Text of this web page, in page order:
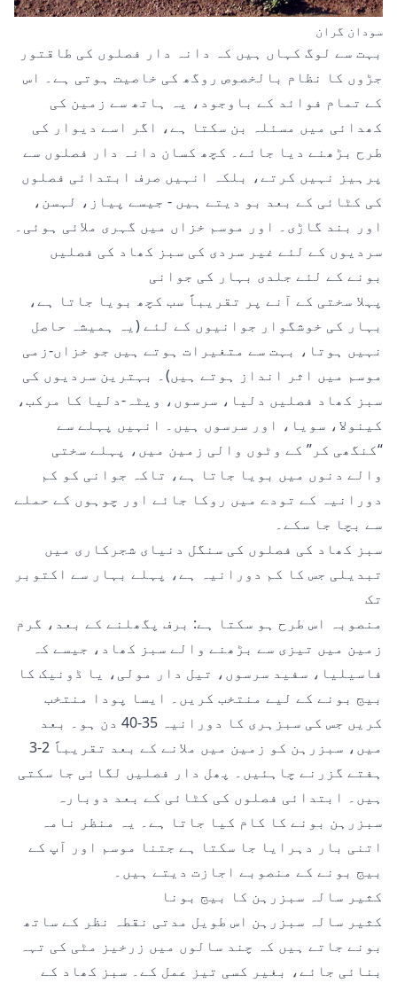
سودان گران
بہت سے لوگ کہاں ہیں کہ دانہ دار فصلوں کی طاقتور
جڑوں کا نظام بالخصوص روگھ کی خاصیت ہوتی ہے۔ اس
کے تمام فوائد کے باوجود، یہ ہاتھ سے زمین کی
کھدائی میں مسئلہ بن سکتا ہے، اگر اسے دیوار کی
طرح بڑھنے دیا جائے۔ کچھ کسان دانہ دار فصلوں سے
پرہیز نہیں کرتے، بلکہ انہیں صرف ابتدائی فصلوں
کی کٹائی کے بعد بو دیتے ہیں - جیسے پیاز، لہسن،
اور بند گاڑی۔ اور موسم خزاں میں گہری ملائی ہوئی۔
سردیوں کے لئے غیر سردی کی سبز کھاد کی فصلیں
بونے کے لئے جلدی بہار کی جوانی
پہلا سختی کے آنے پر تقریباً سب کچھ بویا جاتا ہے،
بہار کی خوشگوار جوانیوں کے لئے (یہ ہمیشہ حاصل
نہیں ہوتا، بہت سے متغیرات ہوتے ہیں جو خزاں-زمی
موسم میں اثر انداز ہوتے ہیں)۔ بہترین سردیوں کی
سبز کھاد فصلیں دلیا، سرسوں، ویٹہ-دلیا کا مرکب،
کینولا، سویا، اور سرسوں ہیں۔ انہیں پہلے سے
“کنگھی کر” کے وٹوں والی زمین میں، پہلے سختی
والے دنوں میں بویا جاتا ہے، تاکہ جوانی کو کم
دورانیہ کے تودے میں روکا جائے اور چوہوں کے حملے
سے بچا جا سکے۔
سبز کھاد کی فصلوں کی سنگل دنیای شجرکاری میں
تبدیلی جس کا کم دورانیہ ہے، پہلے بہار سے اکتوبر
تک
منصوبہ اس طرح ہو سکتا ہے: برف پگھلنے کے بعد، گرم
زمین میں تیزی سے بڑھنے والے سبز کھاد، جیسے کہ
فاسیلیا، سفید سرسوں، تیل دار مولی، یا ڈونیک کا
بیج بونے کے لیے منتخب کریں۔ ایسا پودا منتخب
کریں جس کی سبزہری کا دورانیہ 35-40 دن ہو۔ بعد
میں، سبزرہن کو زمین میں ملانے کے بعد تقریباً 2-3
ہفتے گزرنے چاہئیں۔ پھل دار فصلیں لگائی جا سکتی
ہیں۔ ابتدائی فصلوں کی کٹائی کے بعد دوبارہ
سبزرہن بونے کا کام کیا جاتا ہے۔ یہ منظر نامہ
اتنی بار دہرایا جا سکتا ہے جتنا موسم اور آپ کے
بیج بونے کے منصوبے اجازت دیتے ہیں۔
کثیر سالہ سبزرہن کا بیج بونا
کثیر سالہ سبزرہن اس طویل مدتی نقطہ نظر کے ساتھ
بونے جاتے ہیں کہ چند سالوں میں زرخیز مٹی کی تہہ
بنائی جائے، بغیر کسی تیز عمل کے۔ سبز کھاد کے